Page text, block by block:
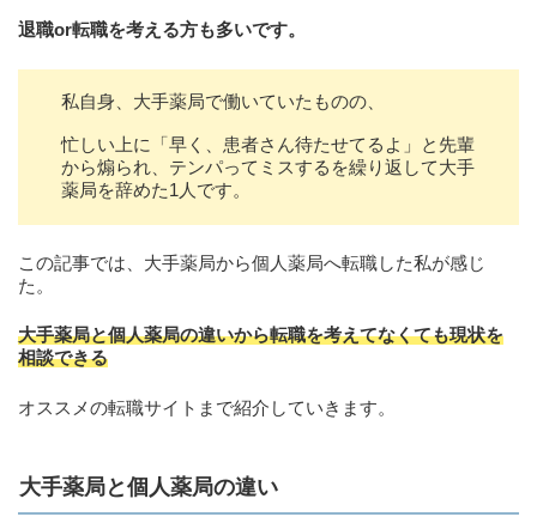
退職or転職を考える方も多いです。
私自身、大手薬局で働いていたものの、
忙しい上に「早く、患者さん待たせてるよ」と先輩
から煽られ、テンパってミスするを繰り返して大手
薬局を辞めた1人です。
この記事では、大手薬局から個人薬局へ転職した私が感じ
た。
大手薬局と個人薬局の違いから転職を考えてなくても現状を
相談できる
オススメの転職サイトまで紹介していきます。
大手薬局と個人薬局の違い